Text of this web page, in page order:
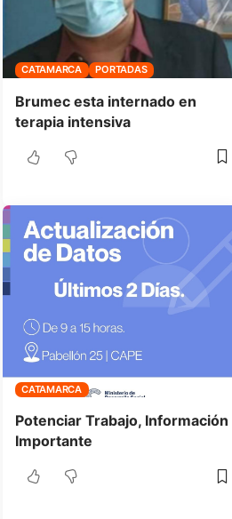
CATAMARCA PORTADAS
Brumec esta internado en
terapia intensiva
CATAMARCA
Potenciar Trabajo, Información
Importante